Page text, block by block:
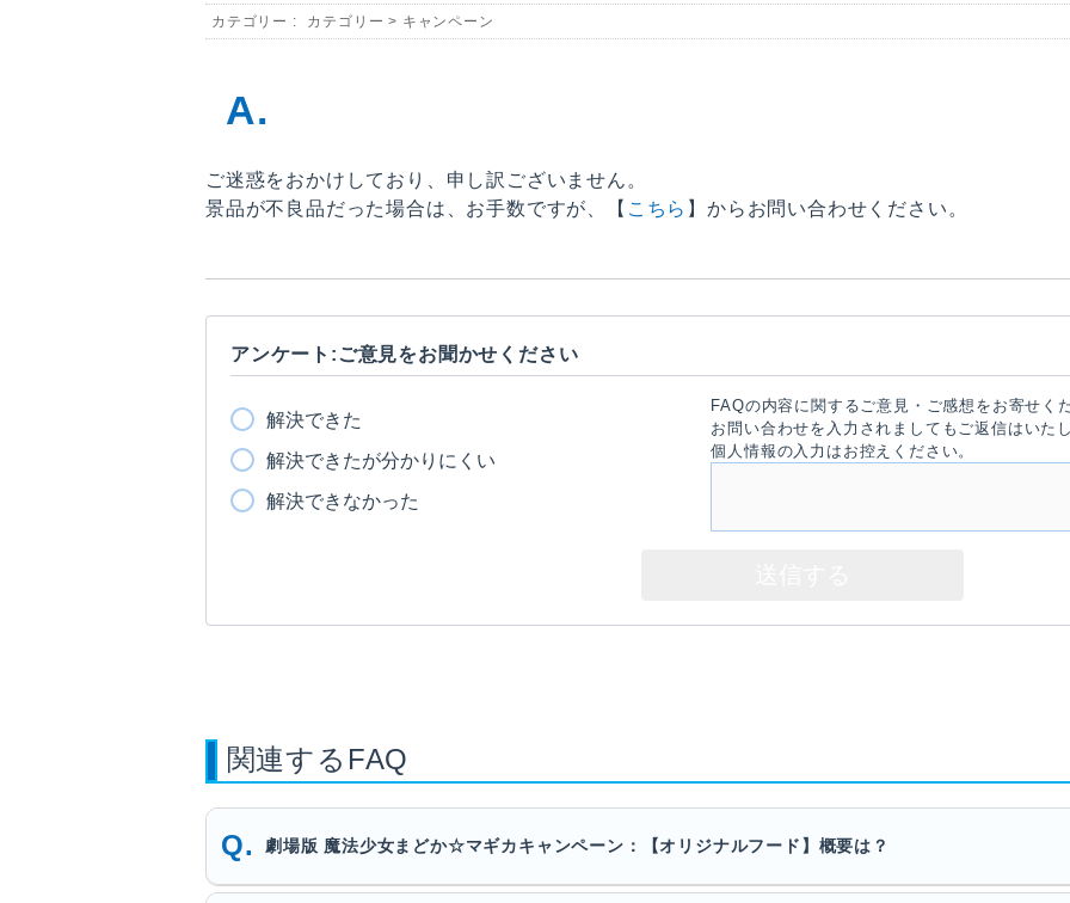
カテゴリー : カテゴリー > キャンペーン
ご迷惑をおかけしており、申し訳ございません。
景品が不良品だった場合は、お手数ですが、【 こちら 】からお問い合わせください。
アンケート:ご意見をお聞かせください
解決できた
解決できたが分かりにくい
解決できなかった
FAQの内容に関するご意見・ご感想をお寄せく
お問い合わせを入力されましてもご返信はいた
個人情報の入力はお控えください。
関連するFAQ
劇場版 魔法少女まどか☆マギカキャンペーン：【オリジナルフード】概要は？